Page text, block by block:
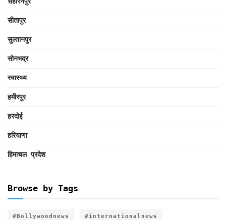
सीतापुर
सुल्तानपुर
सोनभद्र
स्वास्थ्य
हमीरपुर
हरदोई
हरियाणा
हिमाचल प्रदेश
Browse by Tags
#Bollywoodnews #internationalnews